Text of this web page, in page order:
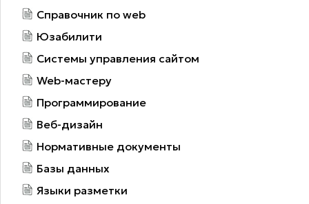
Справочник по web
Юзабилити
Системы управления сайтом
Web-мастеру
Программирование
Веб-дизайн
Нормативные документы
Базы данных
Языки разметки